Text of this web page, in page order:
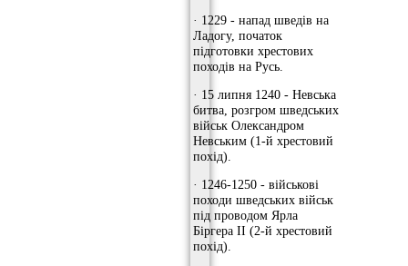
· 1229 - напад шведів на
Ладогу, початок
підготовки хрестових
походів на Русь.
· 15 липня 1240 - Невська
битва, розгром шведських
військ Олександром
Невським (1-й хрестовий
похід).
· 1246-1250 - військові
походи шведських військ
під проводом Ярла
Біргера II (2-й хрестовий
похід).